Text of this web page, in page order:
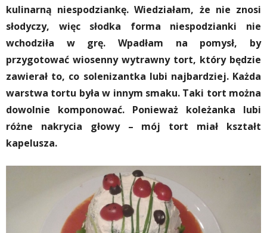
kulinarną niespodziankę. Wiedziałam, że nie znosi
słodyczy, więc słodka forma niespodzianki nie
wchodziła w grę. Wpadłam na pomysł, by
przygotować wiosenny wytrawny tort, który będzie
zawierał to, co solenizantka lubi najbardziej. Każda
warstwa tortu była w innym smaku. Taki tort można
dowolnie komponować. Ponieważ koleżanka lubi
różne nakrycia głowy – mój tort miał kształt
kapelusza.